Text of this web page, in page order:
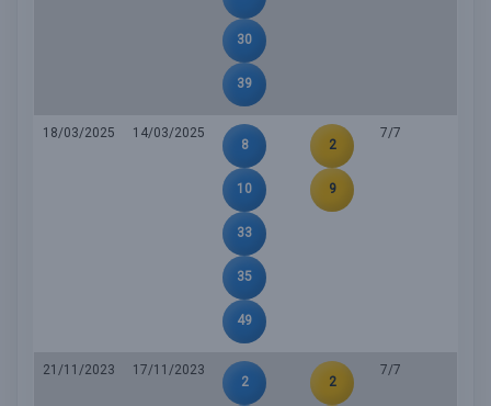
30
39
18/03/2025
14/03/2025
8
10
33
35
49
2
9
7/7
21/11/2023
17/11/2023
2
2
7/7